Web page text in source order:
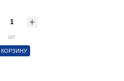
шт
КОРЗИНУ